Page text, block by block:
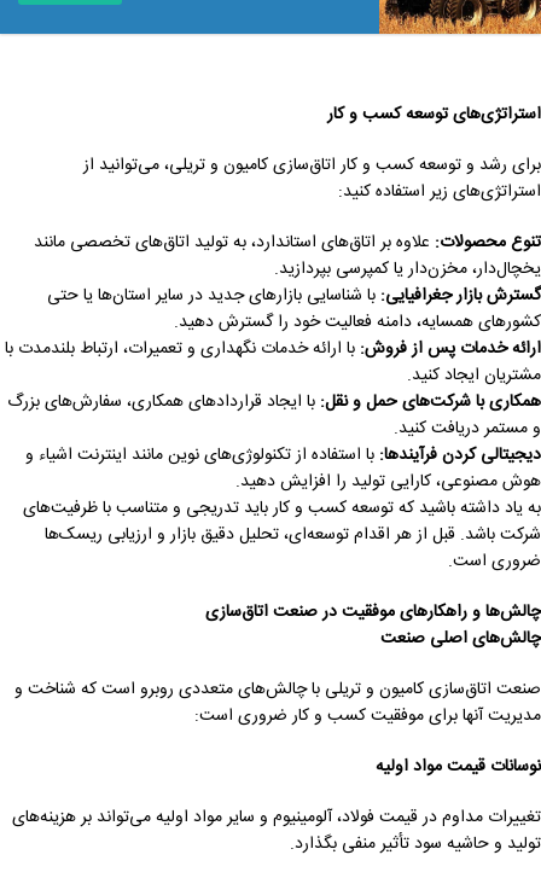
استراتژی‌های توسعه کسب و کار
برای رشد و توسعه کسب و کار اتاق‌سازی کامیون و تریلی، می‌توانید از
استراتژی‌های زیر استفاده کنید:
تنوع محصولات: علاوه بر اتاق‌های استاندارد، به تولید اتاق‌های تخصصی مانند
یخچال‌دار، مخزن‌دار یا کمپرسی بپردازید.
گسترش بازار جغرافیایی: با شناسایی بازارهای جدید در سایر استان‌ها یا حتی
کشورهای همسایه، دامنه فعالیت خود را گسترش دهید.
ارائه خدمات پس از فروش: با ارائه خدمات نگهداری و تعمیرات، ارتباط بلندمدت با
مشتریان ایجاد کنید.
همکاری با شرکت‌های حمل و نقل: با ایجاد قراردادهای همکاری، سفارش‌های بزرگ
و مستمر دریافت کنید.
دیجیتالی کردن فرآیندها: با استفاده از تکنولوژی‌های نوین مانند اینترنت اشیاء و
هوش مصنوعی، کارایی تولید را افزایش دهید.
به یاد داشته باشید که توسعه کسب و کار باید تدریجی و متناسب با ظرفیت‌های
شرکت باشد. قبل از هر اقدام توسعه‌ای، تحلیل دقیق بازار و ارزیابی ریسک‌ها
ضروری است.
چالش‌ها و راهکارهای موفقیت در صنعت اتاق‌سازی
چالش‌های اصلی صنعت
صنعت اتاق‌سازی کامیون و تریلی با چالش‌های متعددی روبرو است که شناخت و
مدیریت آنها برای موفقیت کسب و کار ضروری است:
نوسانات قیمت مواد اولیه
تغییرات مداوم در قیمت فولاد، آلومینیوم و سایر مواد اولیه می‌تواند بر هزینه‌های
تولید و حاشیه سود تأثیر منفی بگذارد.